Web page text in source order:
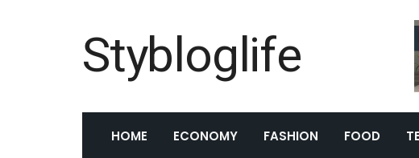
Stybloglife
HOME ECONOMY FASHION FOOD